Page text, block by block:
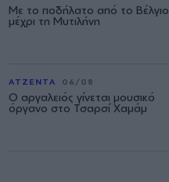
Με το ποδήλατο από το Βέλγιο
μέχρι τη Μυτιλήνη
ΑΤΖΕΝΤΑ 06/08
Ο αργαλειός γίνεται μουσικό
όργανο στο Τσαρσί Χαμάμ